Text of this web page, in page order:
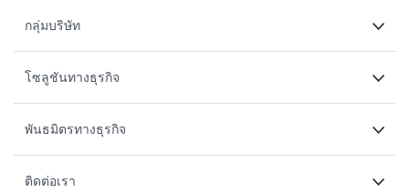
กลุ่มบริษัท
โซลูชันทางธุรกิจ
พันธมิตรทางธุรกิจ
ติดต่อเรา